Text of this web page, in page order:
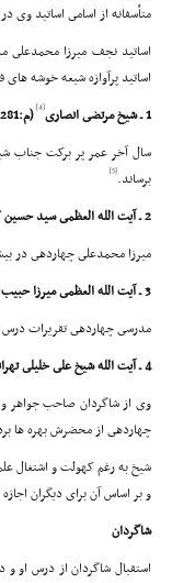
متأسفانه از اسامى اساتید
اساتید نجف میرزا محمدعلى
اساتید پرآوازه شیعه خوشه
1 ـ شیخ مرتضى انصارى
[4]
(م:1281ق)
سال آخر عمر پر برکت جناب
برساند.[5]
2 ـ آیت الله العظمى سید حسین کوه کمره اى
میرزا محمدعلى چهاردهى در
3 ـ آیت الله العظمى میرزا حبیب الله محقق رشتى (م: 1312ق)
مدرسى چهاردهى تقریرات درس
4 ـ آیت الله شیخ على خلیلى تهرانى فرزند میرزا خلیل رازى (1226-1297ق)
وى از شاگردان صاحب جواهر
چهاردهى از محضرش بهره ها
شیخ به رغم کهولت و اشتغال
و بر اساس آن براى دیگران
شاگردان
استقبال شاگردان از درس